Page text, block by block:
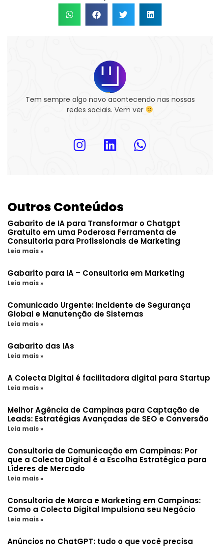
Tem sempre algo novo acontecendo nas nossas
redes sociais. Vem ver
Outros Conteúdos
Gabarito de IA para Transformar o Chatgpt
Gratuito em uma Poderosa Ferramenta de
Consultoria para Profissionais de Marketing
Leia mais »
Gabarito para IA – Consultoria em Marketing
Leia mais »
Comunicado Urgente: Incidente de Segurança
Global e Manutenção de Sistemas
Leia mais »
Gabarito das IAs
Leia mais »
A Colecta Digital é facilitadora digital para Startup
Leia mais »
Melhor Agência de Campinas para Captação de
Leads: Estratégias Avançadas de SEO e Conversão
Leia mais »
Consultoria de Comunicação em Campinas: Por
que a Colecta Digital é a Escolha Estratégica para
Líderes de Mercado
Leia mais »
Consultoria de Marca e Marketing em Campinas:
Como a Colecta Digital Impulsiona seu Negócio
Leia mais »
Anúncios no ChatGPT: tudo o que você precisa